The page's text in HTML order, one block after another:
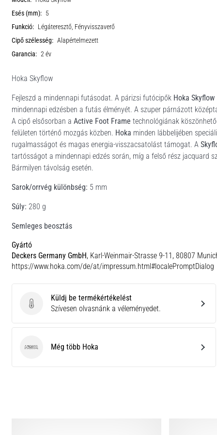
Esés (mm): 5
Funkció: Légáteresztő, Fényvisszaverő
Cipő szélesség: Alapértelmezett
Garancia: 2 év
Hoka Skyflow
Fejleszd a mindennapi futásodat. A párizsi futócipők Hoka Skyflow
mindennapi edzésben a futás élményét. A szuper párnázott
A cipő elsősorban a Active Foot Frame technológiának
felületen történő mozgás közben. Hoka minden lábbelijében
rugalmasságot és magas energia-visszacsatolást támogat. A
tartósságot a mindennapi edzés során, míg a felső rész jacquard
Bármilyen távolság esetén.
Sarok/orrvég különbség: 5 mm
Súly: 280 g
Semleges beosztás
Gyártó
Deckers Germany GmbH, Karl-Weinmair-Strasse 9-11, 80807
https://www.hoka.com/de/at/impressum.html#localePromptDialog
Küldj be termékértékelést
Küldj be termékértékelést
Szívesen olvasnánk a véleményedet.
Hoka Még több Hoka